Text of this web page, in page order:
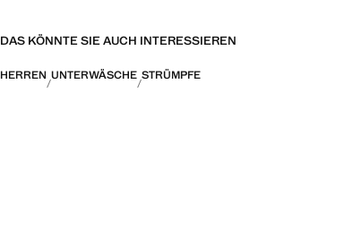
DAS KÖNNTE SIE AUCH INTERESSIEREN
HERREN UNTERWÄSCHE STRÜMPFE